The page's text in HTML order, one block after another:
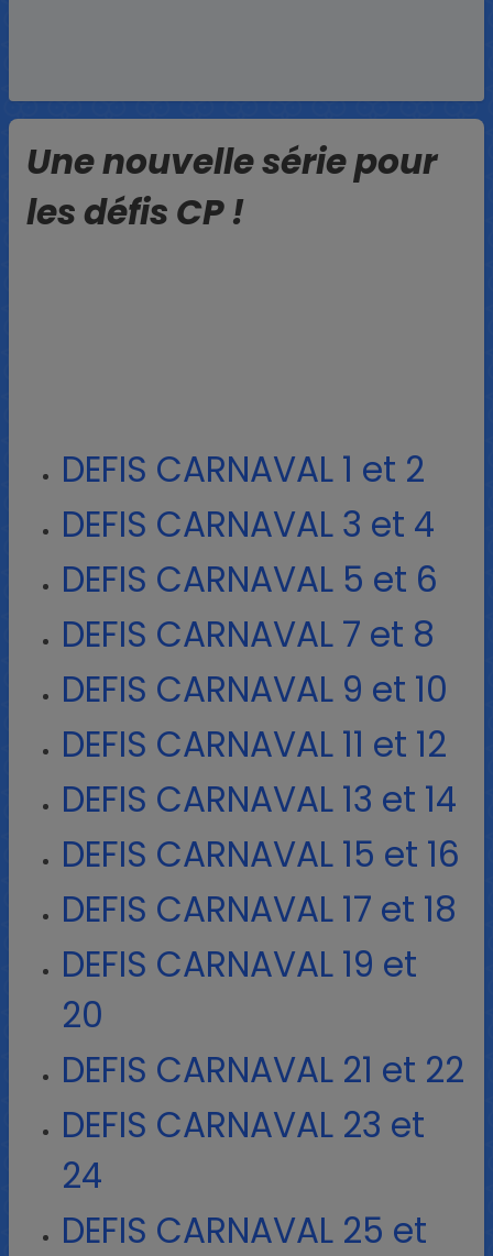
Une nouvelle série pour
les défis CP !
DEFIS CARNAVAL 1 et 2
DEFIS CARNAVAL 3 et 4
DEFIS CARNAVAL 5 et 6
DEFIS CARNAVAL 7 et 8
DEFIS CARNAVAL 9 et 10
DEFIS CARNAVAL 11 et 12
DEFIS CARNAVAL 13 et 14
DEFIS CARNAVAL 15 et 16
DEFIS CARNAVAL 17 et 18
DEFIS CARNAVAL 19 et
20
DEFIS CARNAVAL 21 et 22
DEFIS CARNAVAL 23 et
24
DEFIS CARNAVAL 25 et